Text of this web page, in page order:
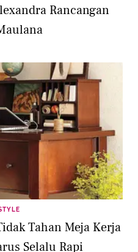
Rancangan
Tahan Meja Kerja
Selalu Rapi